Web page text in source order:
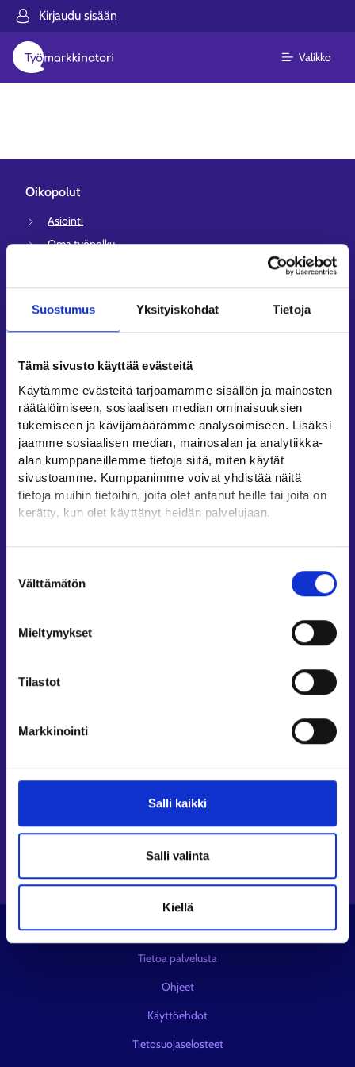
Suostumus Yksityiskohdat Tietoja
Tämä sivusto käyttää evästeitä
Käytämme evästeitä tarjoamamme sisällön ja mainosten
räätälöimiseen, sosiaalisen median ominaisuuksien
tukemiseen ja kävijämäärämme analysoimiseen. Lisäksi
jaamme sosiaalisen median, mainosalan ja analytiikka-
alan kumppaneillemme tietoja siitä, miten käytät
sivustoamme. Kumppanimme voivat yhdistää näitä
tietoja muihin tietoihin, joita olet antanut heille tai joita on
kerätty, kun olet käyttänyt heidän palvelujaan.
Löydät tietoa evästeiden käyttötarkoituksista
Lue tarkemmin
valinta
Välttämätön
Mieltymykset
Tilastot
Markkinointi
Salli kaikki
Salli valinta
Kiellä
Kirjaudu sisään
Valikko
Oikopolut
Asiointi
Oma työpolku
Avoimet työpaikat
Tietoa muilla kielillä
Työllisyysalueiden yhteystiedot
Sähköisen asioinnin tuki
Työttömyysturvaneuvonta
Yritys- ja työnantaja-asiakkaan neuvontapalvelut
Asiointi- ja Oma työpolku -osioiden ohjeet
Tuki ja palaute
Työ- ja elinkeinoministeriö⁠
Osaamispolku⁠
Seuraa meitä
LinkedIn⁠
Youtube⁠
© KEHA-keskus
Tietoa palvelusta
Ohjeet
Käyttöehdot
Tietosuojaselosteet